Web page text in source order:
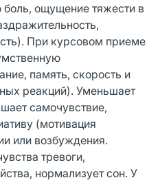
ощущение тяжести в
При курсовом приеме
память, скорость и
реакций). Уменьшает
самочувствие,
(мотивация
или возбуждения.
тревоги,
нормализует сон. У